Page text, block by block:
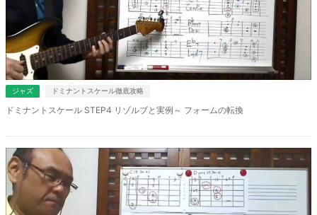
ジャズ ドミナントスケール徹底攻略
ドミナントスケール STEP4 リゾルブと実例～ フォームの転換